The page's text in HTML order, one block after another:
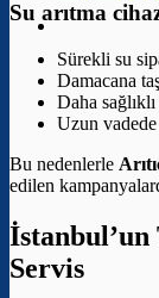
Su arıtma
Sürekli su
Damacana
Daha
Uzun
Bu nedenlerle
edilen
Servis